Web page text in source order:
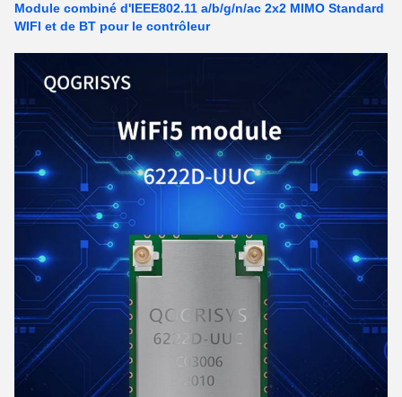
Module combiné d'IEEE802.11 a/b/g/n/ac 2x2 MIMO Standard
WIFI et de BT pour le contrôleur